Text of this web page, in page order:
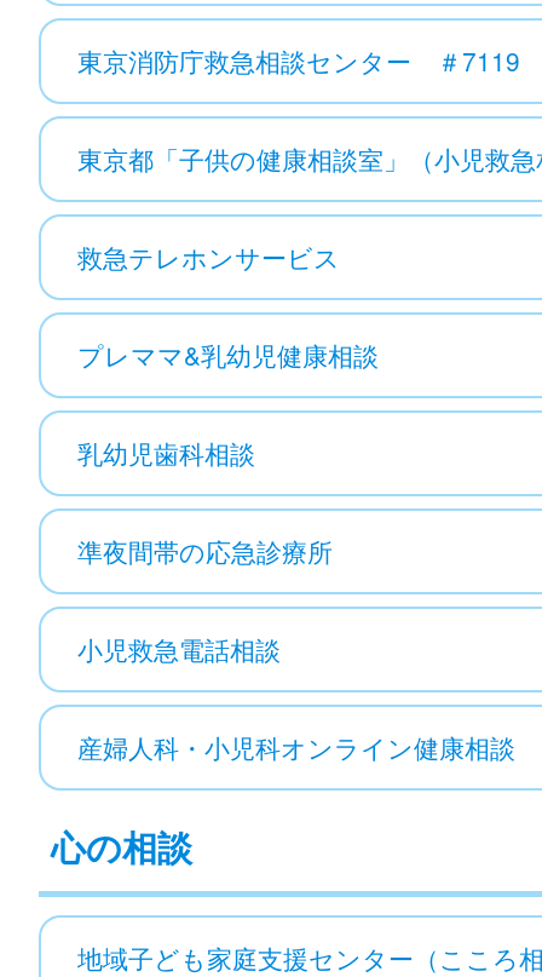
東京消防庁救急相談センター ＃7119
東京都「子供の健康相談室」（小児救
救急テレホンサービス
プレママ&乳幼児健康相談
乳幼児歯科相談
準夜間帯の応急診療所
小児救急電話相談
産婦人科・小児科オンライン健康相談
心の相談
地域子ども家庭支援センター（こころ